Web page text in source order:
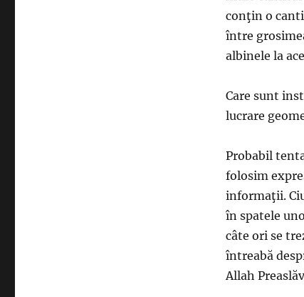
conţin o
între
albinele la
Care sunt
lucrare
Probabil
folosim
informaţii.
în spatele
câte ori se
întreabă
Allah